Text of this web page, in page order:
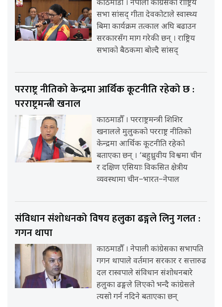
काठमाडौँ । नेपाली कांग्रेसका राष्ट्रिय
सभा सांसद् गीता देवकोटाले स्वास्थ्य
बिमा कार्यक्रम तत्काल अघि बढाउन
सरकारसँग माग गरेकी छन् । राष्ट्रिय
सभाको बैठकमा बोल्दै सांसद्
परराष्ट्र नीतिको केन्द्रमा आर्थिक कूटनीति रहेको छ :
परराष्ट्रमन्त्री खनाल
काठमाडौँ । परराष्ट्रमन्त्री शिशिर
खनालले मुलुकको परराष्ट्र नीतिको
केन्द्रमा आर्थिक कूटनीति रहेको
बताएका छन् । ‘बहुध्रुवीय विश्वमा चीन
र दक्षिण एसियाः विकसित क्षेत्रीय
व्यवस्थामा चीन–भारत–नेपाल
संविधान संशोधनको विषय हलुका ढङ्गले लिनु गलत :
गगन थापा
काठमाडौँ । नेपाली कांग्रेसका सभापति
गगन थापाले वर्तमान सरकार र सत्तारुढ
दल रास्वपाले संविधान संशोधनबारे
हलुका ढङ्गले लिएको भन्दै कांग्रेसले
त्यसो गर्न नदिने बताएका छन्